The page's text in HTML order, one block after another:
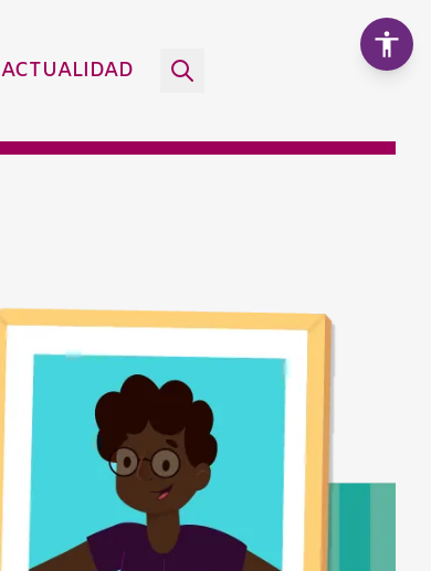
ACTUALIDAD
Escala de grises
Alto contraste
Contraste negativo
Fondo claro
Subrayar enlaces